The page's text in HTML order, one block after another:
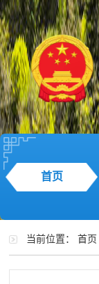
首页
当前位置：首页